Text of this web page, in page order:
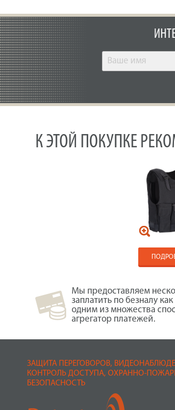
К ЭТОЙ ПОКУПКЕ
Мы предоставляем
заплатить по безналу
одним из множества
агрегатор платежей.
ЗАЩИТА ПЕРЕГОВОРОВ,
КОНТРОЛЬ ДОСТУПА, ОХРАННО-
БЕЗОПАСНОСТЬ